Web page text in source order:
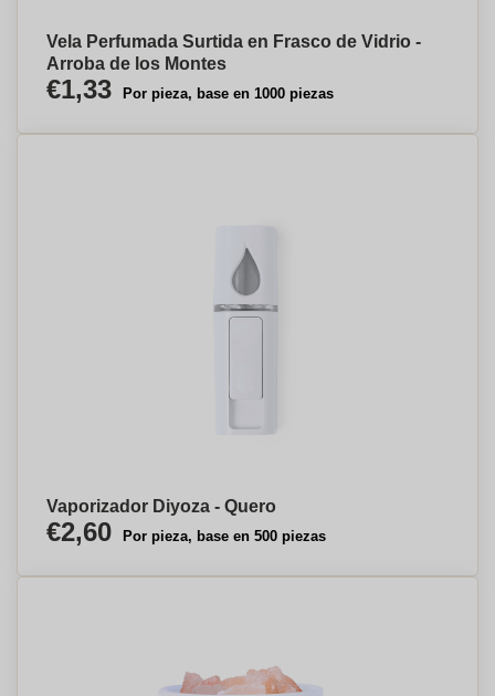
Vela Perfumada Surtida en Frasco de Vidrio -
Arroba de los Montes
€1,33 Por pieza, base en 1000 piezas
Vaporizador Diyoza - Quero
€2,60 Por pieza, base en 500 piezas